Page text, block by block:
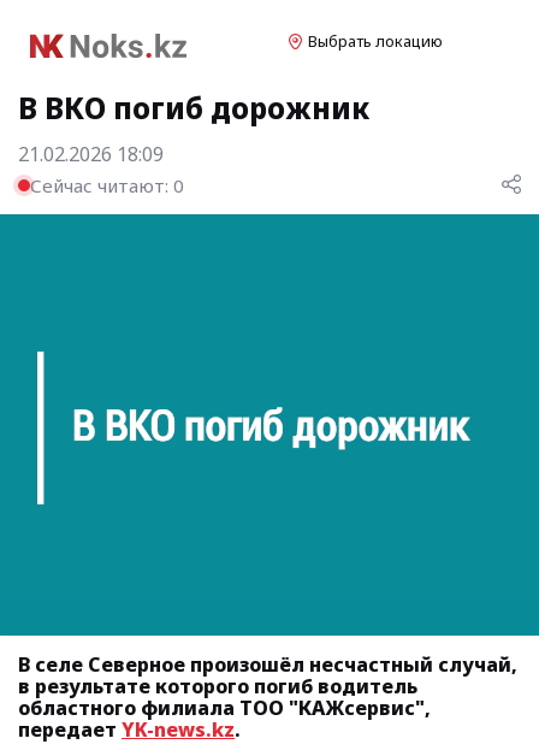
Выбрать локацию
В ВКО погиб дорожник
21.02.2026 18:09
Сейчас читают: 0
В селе Северное произошёл несчастный случай,
в результате которого погиб водитель
областного филиала ТОО "КАЖсервис",
передает YK-news.kz.